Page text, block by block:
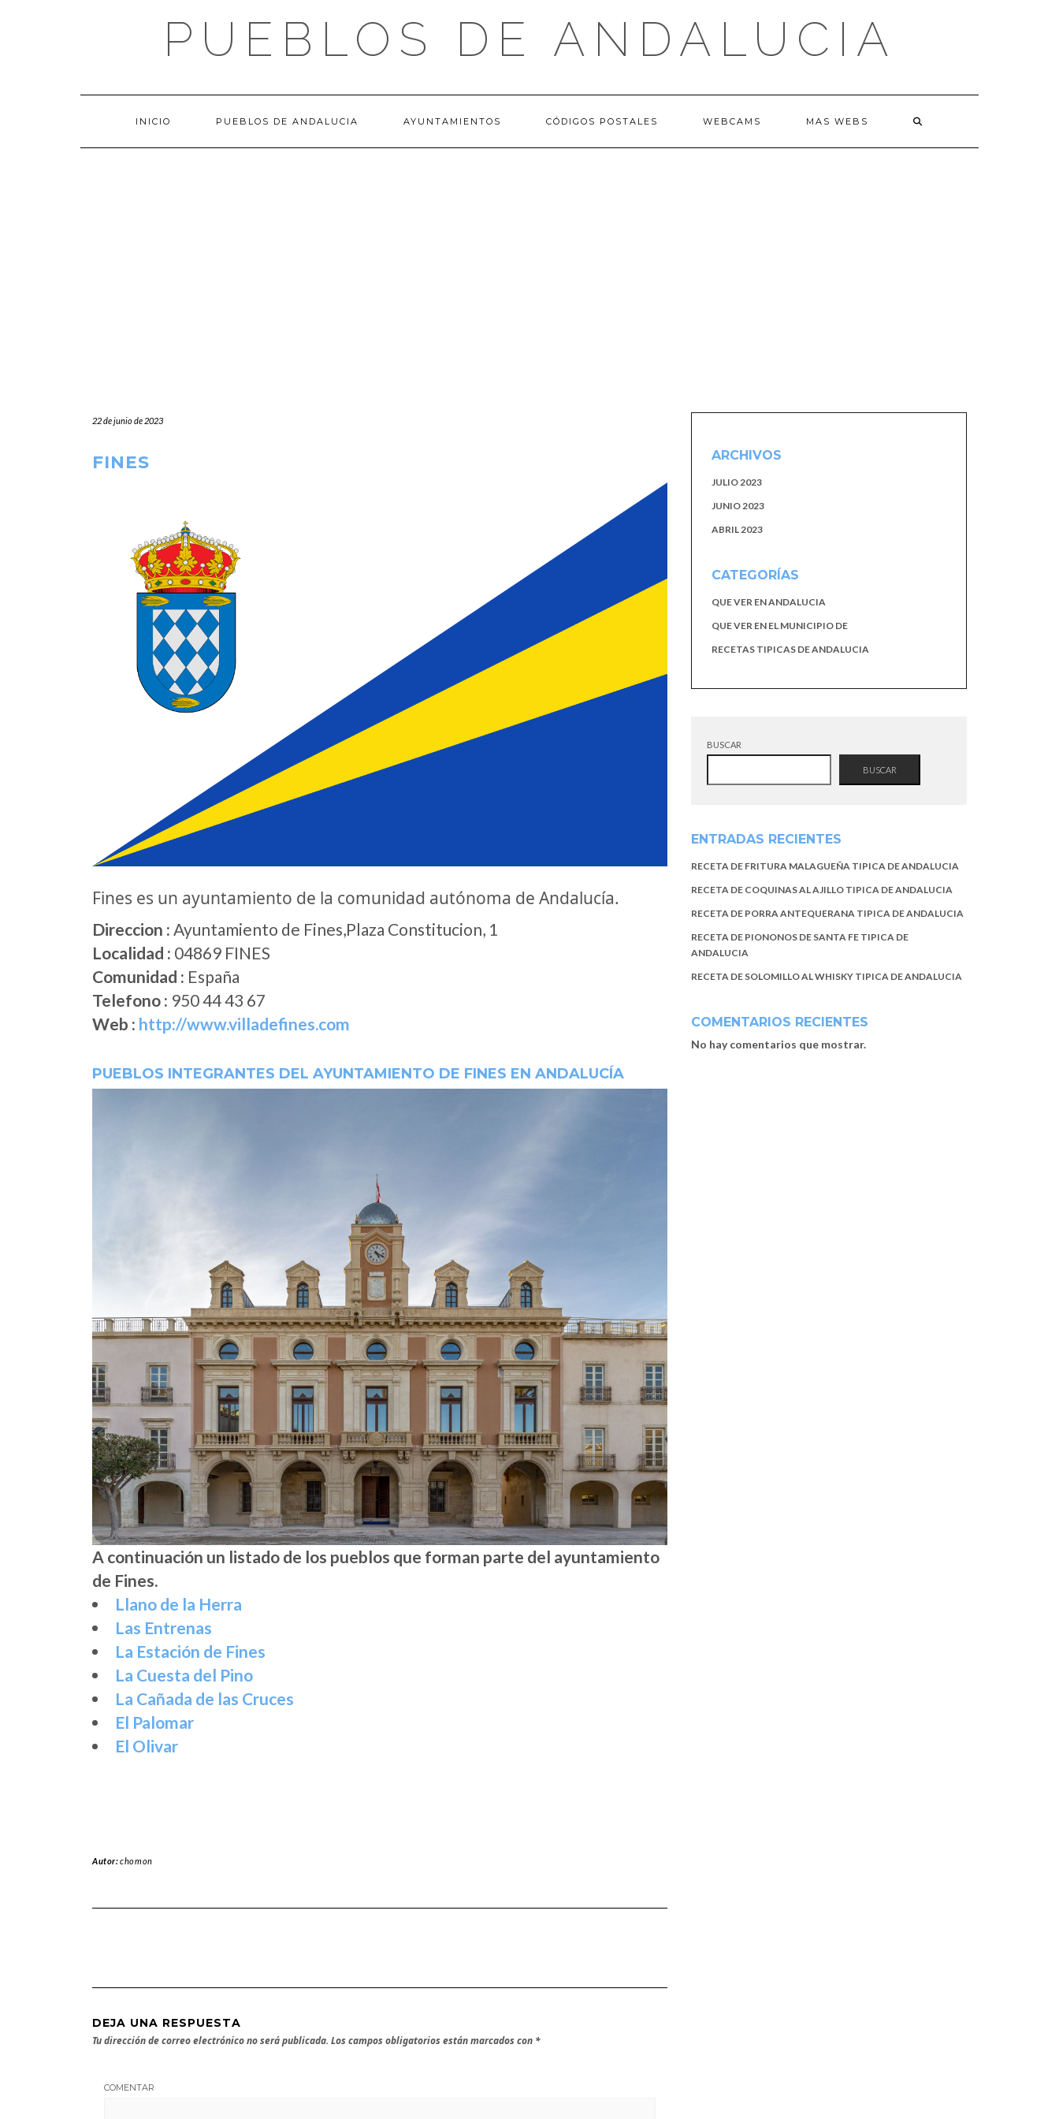
PUEBLOS DE ANDALUCIA
INICIO PUEBLOS DE ANDALUCIA AYUNTAMIENTOS CÓDIGOS POSTALES WEBCAMS MAS WEBS
22 de junio de 2023
FINES
Fines es un ayuntamiento de la comunidad autónoma de Andalucía.
Direccion : Ayuntamiento de Fines,Plaza Constitucion, 1
Localidad : 04869 FINES
Comunidad : España
Telefono : 950 44 43 67
Web : http://www.villadefines.com
PUEBLOS INTEGRANTES DEL AYUNTAMIENTO DE FINES EN ANDALUCÍA
A continuación un listado de los pueblos que forman parte del ayuntamiento
de Fines.
Llano de la Herra
Las Entrenas
La Estación de Fines
La Cuesta del Pino
La Cañada de las Cruces
El Palomar
El Olivar
Autor:chomon
DEJA UNA RESPUESTA
Tu dirección de correo electrónico no será publicada. Los campos obligatorios están marcados con *
COMENTAR
ARCHIVOS
JULIO 2023
JUNIO 2023
ABRIL 2023
CATEGORÍAS
QUE VER EN ANDALUCIA
QUE VER EN EL MUNICIPIO DE
RECETAS TIPICAS DE ANDALUCIA
BUSCAR
BUSCAR
ENTRADAS RECIENTES
RECETA DE FRITURA MALAGUEÑA TIPICA DE ANDALUCIA
RECETA DE COQUINAS AL AJILLO TIPICA DE ANDALUCIA
RECETA DE PORRA ANTEQUERANA TIPICA DE ANDALUCIA
RECETA DE PIONONOS DE SANTA FE TIPICA DE
ANDALUCIA
RECETA DE SOLOMILLO AL WHISKY TIPICA DE ANDALUCIA
COMENTARIOS RECIENTES
No hay comentarios que mostrar.